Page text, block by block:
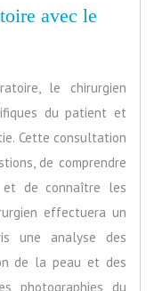
avec le
le chirurgien
du patient et
Cette consultation
de comprendre
et de connaître les
effectuera un
une analyse des
de la peau et des
photographies du